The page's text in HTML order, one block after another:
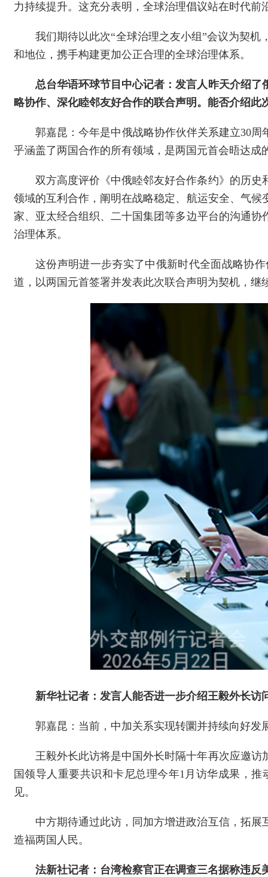
力持续提升。这充分表明，全球治理倡议站在时代
我们期待以此次“全球治理之友小组”会议为契
和地位，携手构建更加公正合理的全球治理体系。
总台华语环球节目中心记者：发言人昨天介绍
略协作、深化睦邻友好合作的联合声明。能否介绍此
郭嘉昆：今年是中俄战略协作伙伴关系建立30
乎涵盖了两国合作的所有领域，是两国元首会晤达成
双方高度评价《中俄睦邻友好合作条约》的历
领域的互利合作，阐明在战略稳定、航运安全、气
家、亚太经合组织、二十国集团等多边平台的沟通
治理体系。
这份声明进一步夯实了中俄新时代全面战略协
道，以两国元首签署并发表此次联合声明为契机，
新华社记者：发言人能否进一步介绍王毅外长
郭嘉昆：当前，中加关系实现转圜并持续向好
王毅外长此访将是中国外长时隔十年再次应邀
国领导人重要共识和卡尼总理今年1月访华成果，
见。
中方期待通过此访，同加方增进政治互信，拓
造福两国人民。
法新社记者：台湾检察官正在调查三名据称违